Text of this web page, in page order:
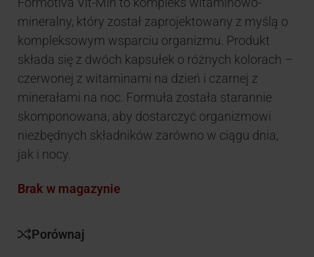
mineralny, który został zaprojektowany z myślą o
kompleksowym wsparciu organizmu. Produkt
składa się z dwóch kapsułek o różnych kolorach –
czerwonej z witaminami na dzień i czarnej z
minerałami na noc. Formuła została starannie
skomponowana, aby dostarczyć organizmowi
niezbędnych składników zarówno w ciągu dnia,
jak i nocy.
Brak w magazynie
Porównaj